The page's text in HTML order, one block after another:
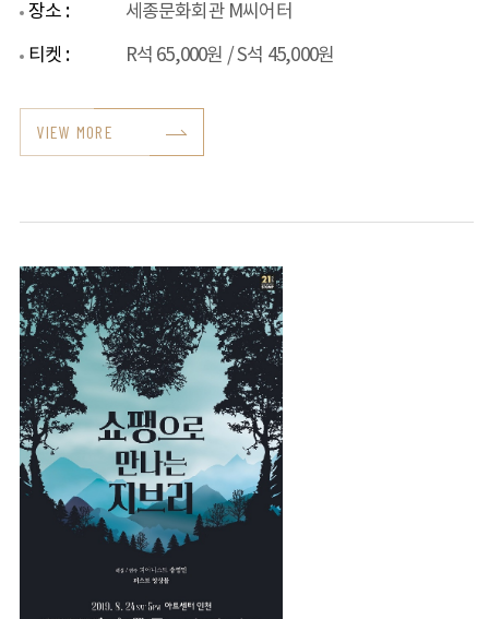
장소 :
세종문화회관 M씨어터
티켓 :
R석 65,000원 / S석 45,000원
VIEW MORE